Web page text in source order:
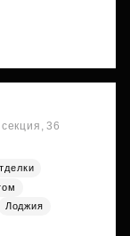
36
Лоджия